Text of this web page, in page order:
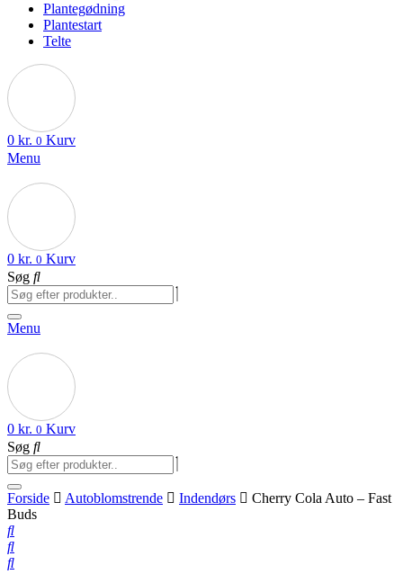
Plantegødning
Plantestart
Telte
0 kr. 0 Kurv
Menu
0 kr. 0 Kurv
Søg
Menu
0 kr. 0 Kurv
Søg
Forside Autoblomstrende Indendørs
Cherry Cola Auto – Fast
Buds